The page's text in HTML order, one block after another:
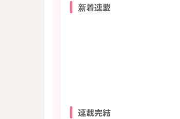
新着連載
連載完結